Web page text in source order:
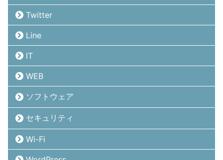
Twitter
Line
IT
WEB
ソフトウェア
セキュリティ
Wi-Fi